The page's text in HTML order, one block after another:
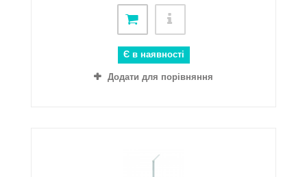
Є в наявності
Додати для порівняння